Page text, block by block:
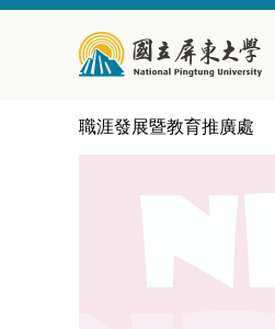
職涯發展暨教育推廣處